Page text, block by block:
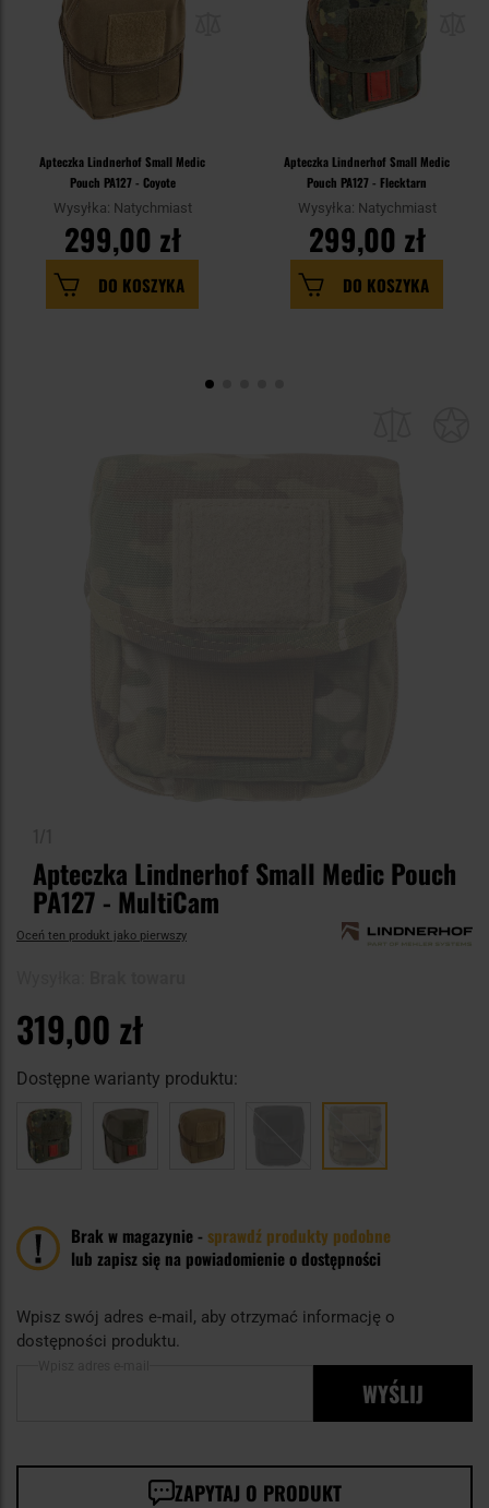
Apteczka Lindnerhof Small Medic
Pouch PA127 - Coyote
Wysyłka: Natychmiast
299,00 zł
DO KOSZYKA
Apteczka Lindnerhof Small Medic
Pouch PA127 - Flecktarn
Wysyłka: Natychmiast
299,00 zł
DO KOSZYKA
Apteczka Lindnerhof Small Medic Pouch
PA127 - MultiCam
Oceń ten produkt jako pierwszy
319,00 zł
Dostępne warianty produktu:
Brak w magazynie -sprawdź produkty podobne
lub zapisz się na powiadomienie o dostępności
Wpisz swój adres e-mail, aby otrzymać informację o
dostępności produktu.
WYŚLIJ
ZAPYTAJ O PRODUKT